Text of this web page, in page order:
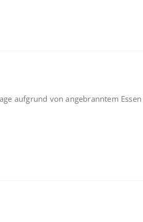
aufgrund von angebranntem